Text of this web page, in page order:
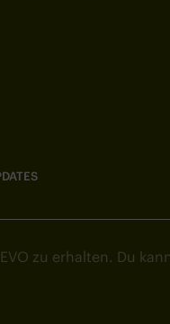
zu erhalten. Du